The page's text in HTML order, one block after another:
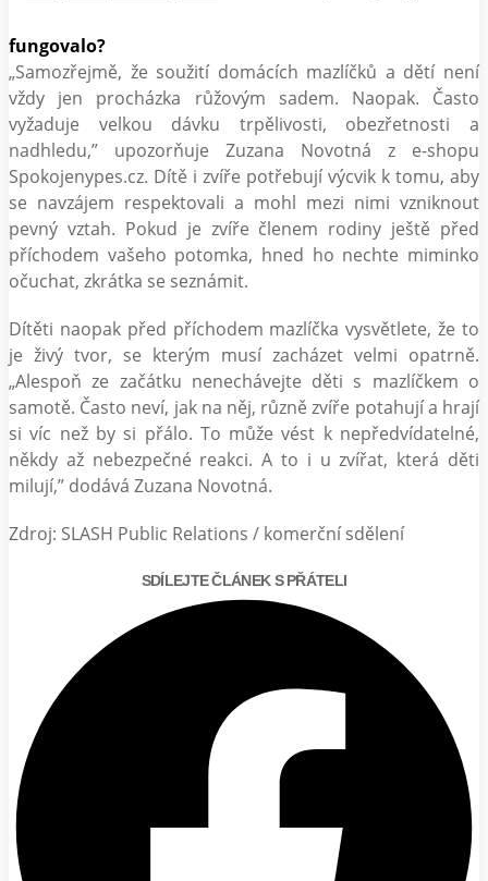
fungovalo?
„Samozřejmě, že soužití domácích mazlíčků a dětí není
vždy jen procházka růžovým sadem. Naopak. Často
vyžaduje velkou dávku trpělivosti, obezřetnosti a
nadhledu,” upozorňuje Zuzana Novotná z e-shopu
Spokojenypes.cz. Dítě i zvíře potřebují výcvik k tomu, aby
se navzájem respektovali a mohl mezi nimi vzniknout
pevný vztah. Pokud je zvíře členem rodiny ještě před
příchodem vašeho potomka, hned ho nechte miminko
očuchat, zkrátka se seznámit.
Dítěti naopak před příchodem mazlíčka vysvětlete, že to
je živý tvor, se kterým musí zacházet velmi opatrně.
„Alespoň ze začátku nenechávejte děti s mazlíčkem o
samotě. Často neví, jak na něj, různě zvíře potahují a hrají
si víc než by si přálo. To může vést k nepředvídatelné,
někdy až nebezpečné reakci. A to i u zvířat, která děti
milují,” dodává Zuzana Novotná.
Zdroj: SLASH Public Relations / komerční sdělení
SDÍLEJTE ČLÁNEK S PŘÁTELI